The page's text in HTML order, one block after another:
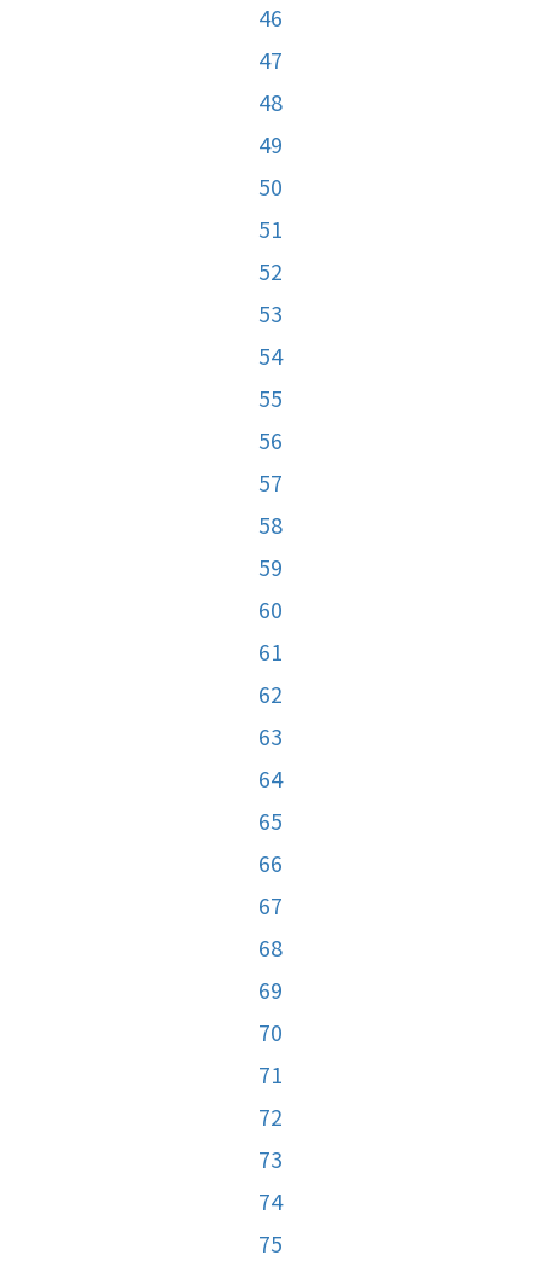
46
47
48
49
50
51
52
53
54
55
56
57
58
59
60
61
62
63
64
65
66
67
68
69
70
71
72
73
74
75